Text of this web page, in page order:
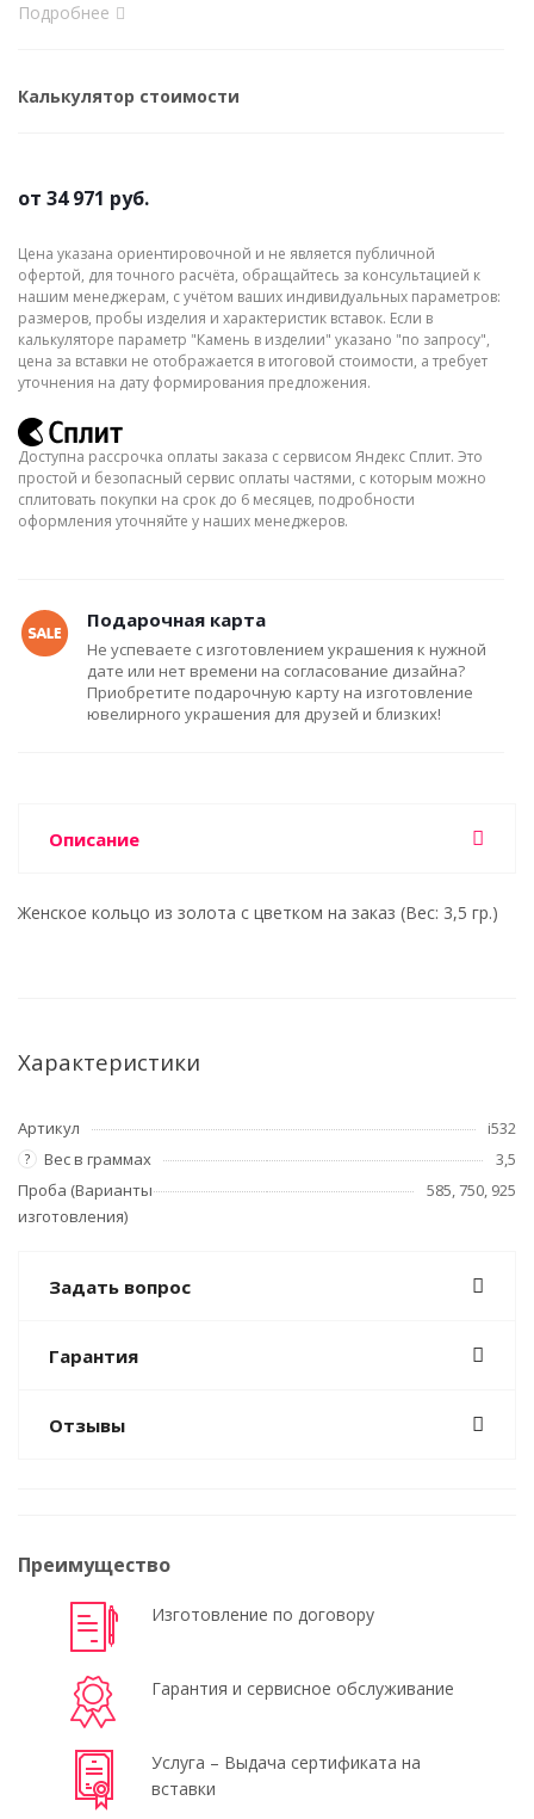
Подробнее
Калькулятор стоимости
от 34 971 руб.
Цена указана ориентировочной и не является публичной
офертой, для точного расчёта, обращайтесь за консультацией к
нашим менеджерам, с учётом ваших индивидуальных параметров:
размеров, пробы изделия и характеристик вставок. Если в
калькуляторе параметр "Камень в изделии" указано "по запросу",
цена за вставки не отображается в итоговой стоимости, а требует
уточнения на дату формирования предложения.
Доступна рассрочка оплаты заказа с сервисом Яндекс Сплит. Это
простой и безопасный сервис оплаты частями, с которым можно
сплитовать покупки на срок до 6 месяцев, подробности
оформления уточняйте у наших менеджеров.
Подарочная карта
Не успеваете с изготовлением украшения к нужной
дате или нет времени на согласование дизайна?
Приобретите подарочную карту на изготовление
ювелирного украшения для друзей и близких!
Описание
Женское кольцо из золота с цветком на заказ (Вес: 3,5 гр.)
Характеристики
Артикул i532
? Вес в граммах
3,5
Проба (Варианты
изготовления)
585, 750, 925
Задать вопрос
Гарантия
Отзывы
Преимущество
Изготовление по договору
Гарантия и сервисное обслуживание
Услуга – Выдача сертификата на
вставки